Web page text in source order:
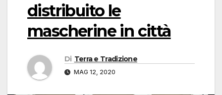
distribuito le
mascherine in città
Di Terra e Tradizione
MAG 12, 2020